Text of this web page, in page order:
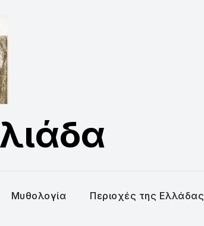
Μυθολογία Περιοχές της Ελλάδας